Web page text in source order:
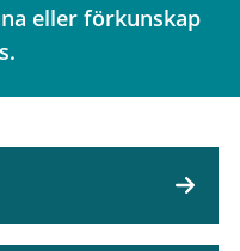
eller förkunskap